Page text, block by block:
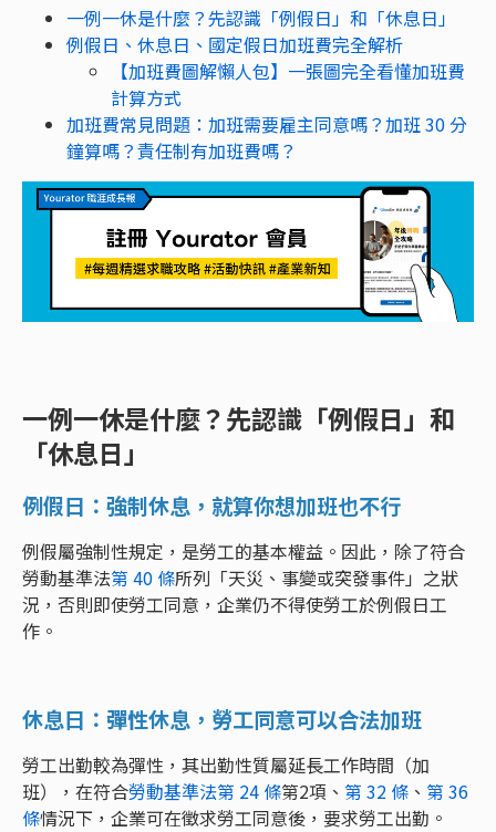
一例一休是什麼？先認識「例假日」和「休息日」
例假日、休息日、國定假日加班費完全解析
【加班費圖解懶人包】一張圖完全看懂加班費
計算方式
加班費常見問題：加班需要雇主同意嗎？加班 30 分
鐘算嗎？責任制有加班費嗎？
一例一休是什麼？先認識「例假日」和
「休息日」
例假日：強制休息，就算你想加班也不行
例假屬強制性規定，是勞工的基本權益。因此，除了符合
勞動基準法第 40 條所列「天災、事變或突發事件」之狀
況，否則即使勞工同意，企業仍不得使勞工於例假日工
作。
休息日：彈性休息，勞工同意可以合法加班
勞工出勤較為彈性，其出勤性質屬延長工作時間（加
班），在符合勞動基準法第 24 條第2項、 第 32 條 、 第 36
條情況下，企業可在徵求勞工同意後，要求勞工出勤。